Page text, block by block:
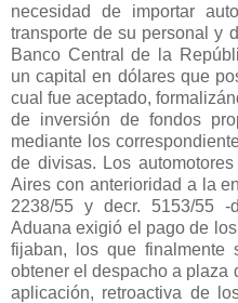
necesidad de importar
transporte de su personal y
Banco Central de
la
un capital en dólares que
cual fue aceptado,
de inversión de fondos
mediante los
de divisas. Los
Aires con anterioridad a la
2238/55 y decr. 5153/55
Aduana exigió el pago de
fijaban, los que finalmente
obtener el despacho a plaza
aplicación, retroactiva de